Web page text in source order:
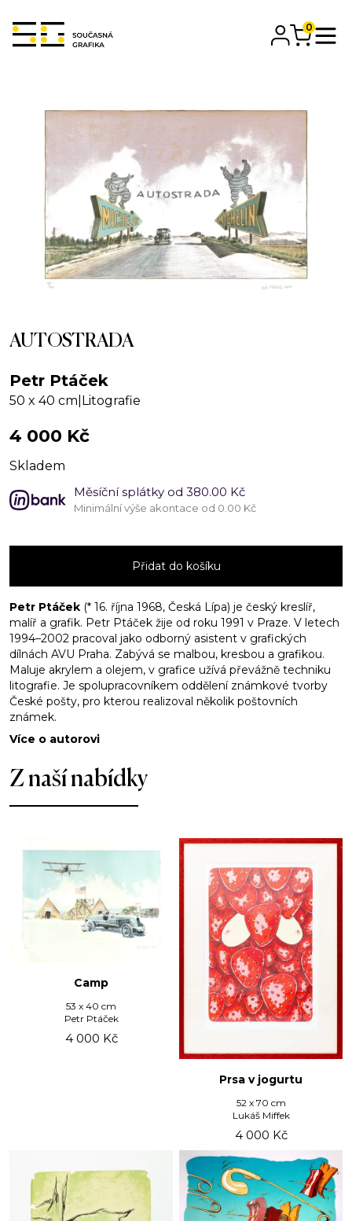
0
AUTOSTRADA
Petr Ptáček
50 x 40 cm Litografie
4 000 Kč
Skladem
Měsíční splátky od 380.00 Kč
Minimální výše akontace od 0.00 Kč
Přidat do košíku
Petr Ptáček (* 16. října 1968, Česká Lípa) je český kreslíř,
malíř a grafik. Petr Ptáček žije od roku 1991 v Praze. V letech
1994–2002 pracoval jako odborný asistent v grafických
dílnách AVU Praha. Zabývá se malbou, kresbou a grafikou.
Maluje akrylem a olejem, v grafice užívá převážně techniku
litografie. Je spolupracovníkem oddělení známkové tvorby
České pošty, pro kterou realizoval několik poštovních
známek.
Více o autorovi
Z naší nabídky
Camp
53 x 40 cm
Petr Ptáček
4 000 Kč
Prsa v jogurtu
52 x 70 cm
Lukáš Miffek
4 000 Kč